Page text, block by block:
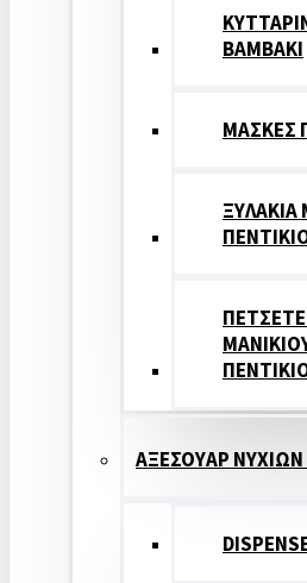
ΒΑΜΒΑΚΙ
ΜΑΣΚΕΣ
ΞΥΛΑΚΙΑ
ΑΞΕΣΟΥΑΡ ΝΥΧΙΩΝ